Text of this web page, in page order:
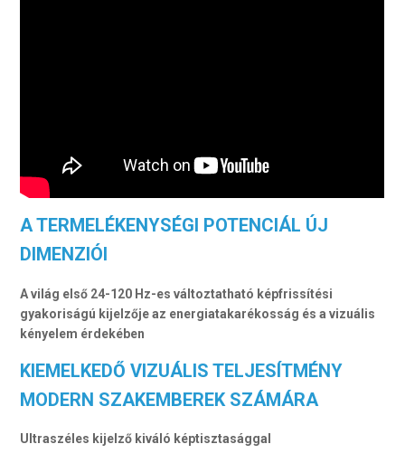
A TERMELÉKENYSÉGI POTENCIÁL ÚJ
DIMENZIÓI
A világ első 24-120 Hz-es változtatható képfrissítési
gyakoriságú kijelzője az energiatakarékosság és a vizuális
kényelem érdekében
KIEMELKEDŐ VIZUÁLIS TELJESÍTMÉNY
MODERN SZAKEMBEREK SZÁMÁRA
Ultraszéles kijelző kiváló képtisztasággal